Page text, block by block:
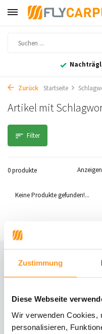
Zustimmung
Diese Webseite
Wir verwenden Cookies,
personalisieren,
Zurück Startseite
Artikel mit
Filter
0 produkte
Keine Produkte gefunden!...